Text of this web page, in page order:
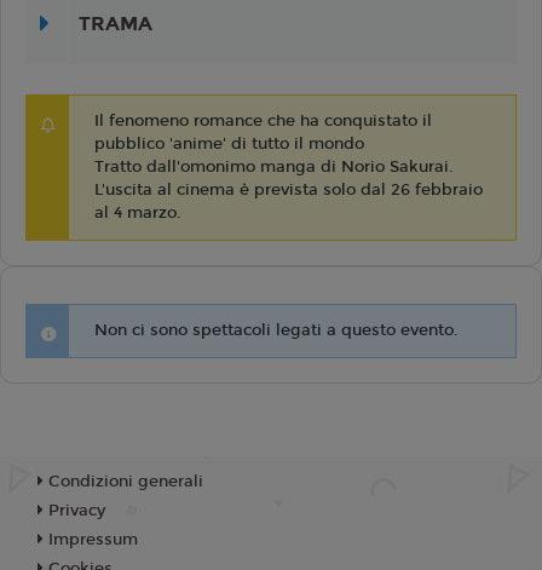
TRAMA
Il fenomeno romance che ha conquistato il
pubblico 'anime' di tutto il mondo
Tratto dall'omonimo manga di Norio Sakurai.
L'uscita al cinema è prevista solo dal 26 febbraio
al 4 marzo.
Non ci sono spettacoli legati a questo evento.
Condizioni generali
Privacy
Impressum